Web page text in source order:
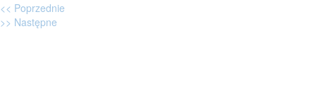
<< Poprzednie
>> Następne